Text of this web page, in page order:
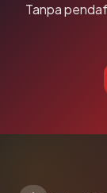
Tanpa